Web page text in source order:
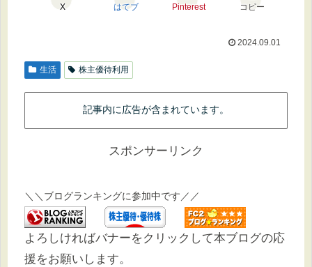
X はてブ
Pinterest
コピー
2024.09.01
生活 株主優待利用
記事内に広告が含まれています。
スポンサーリンク
＼＼ブログランキングに参加中です／／
よろしければバナーをクリックして本ブログの応
援をお願いします。